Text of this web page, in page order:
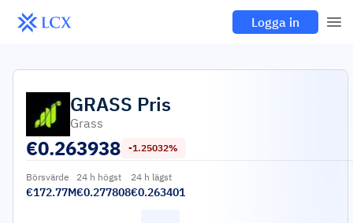
Logga in
GRASS Pris
Grass
€0.263938 -1.25032%
Börsvärde
€172.77M
24 h högst
€0.277808
24 h lägst
€0.263401